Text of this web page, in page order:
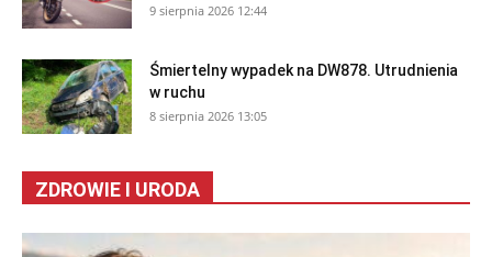
9 sierpnia 2026 12:44
Śmiertelny wypadek na DW878. Utrudnienia
w ruchu
8 sierpnia 2026 13:05
ZDROWIE I URODA